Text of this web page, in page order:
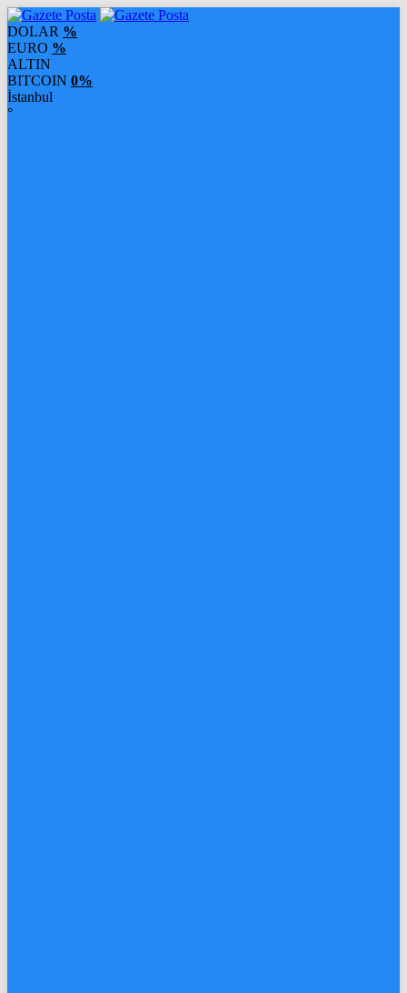
DOLAR %
EURO %
ALTIN
BITCOIN 0%
İstanbul
°